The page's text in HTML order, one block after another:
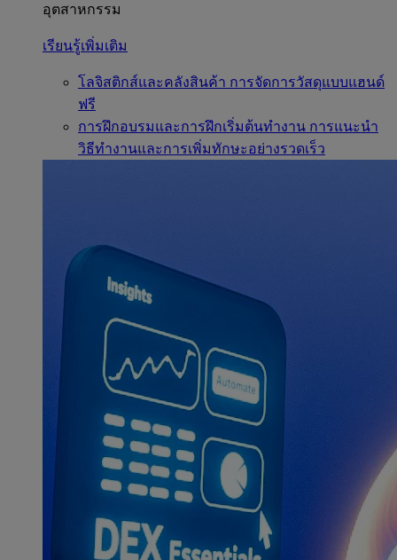
อุตสาหกรรม
เรียนรู้เพิ่มเติม
โลจิสติกส์และคลังสินค้า การจัดการวัสดุแบบแฮนด์
ฟรี
การฝึกอบรมและการฝึกเริ่มต้นทำงาน การแนะนำ
วิธีทำงานและการเพิ่มทักษะอย่างรวดเร็ว